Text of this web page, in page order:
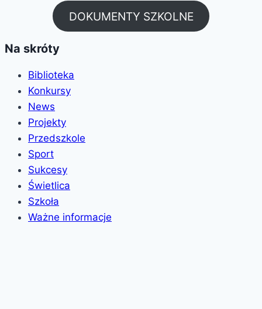
DOKUMENTY SZKOLNE
Na skróty
Biblioteka
Konkursy
News
Projekty
Przedszkole
Sport
Sukcesy
Świetlica
Szkoła
Ważne informacje